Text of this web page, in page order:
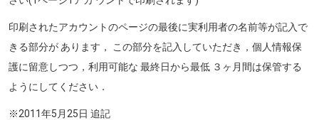
印刷されたアカウントのページの最後に実利用者の名前等が記入で
きる部分が あります， この部分を記入していただき，個人情報保
護に留意しつつ，利用可能な 最終日から最低 ３ヶ月間は保管する
ようにしてください．
※2011年5月25日 追記